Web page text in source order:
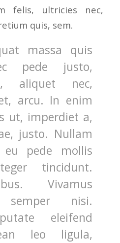
felis, ultricies nec,
quis, sem.
massa quis
pede justo,
aliquet nec,
arcu. In enim
ut, imperdiet a,
justo. Nullam
pede mollis
tincidunt.
Vivamus
semper nisi.
eleifend
leo ligula,